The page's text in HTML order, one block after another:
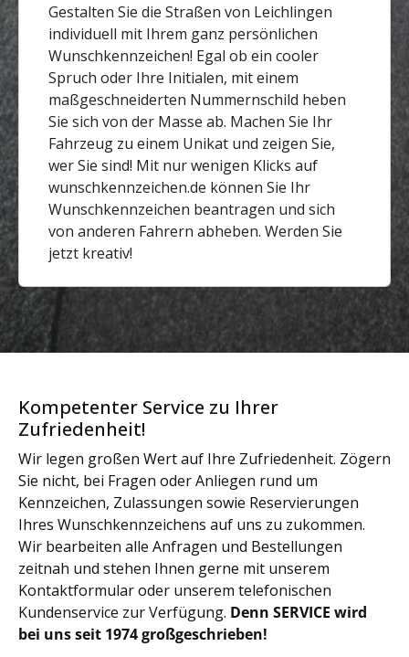
Gestalten Sie die Straßen von Leichlingen
individuell mit Ihrem ganz persönlichen
Wunschkennzeichen! Egal ob ein cooler
Spruch oder Ihre Initialen, mit einem
maßgeschneiderten Nummernschild heben
Sie sich von der Masse ab. Machen Sie Ihr
Fahrzeug zu einem Unikat und zeigen Sie,
wer Sie sind! Mit nur wenigen Klicks auf
wunschkennzeichen.de können Sie Ihr
Wunschkennzeichen beantragen und sich
von anderen Fahrern abheben. Werden Sie
jetzt kreativ!
Kompetenter Service zu Ihrer
Zufriedenheit!
Wir legen großen Wert auf Ihre Zufriedenheit. Zögern
Sie nicht, bei Fragen oder Anliegen rund um
Kennzeichen, Zulassungen sowie Reservierungen
Ihres Wunschkennzeichens auf uns zu zukommen.
Wir bearbeiten alle Anfragen und Bestellungen
zeitnah und stehen Ihnen gerne mit unserem
Kontaktformular oder unserem telefonischen
Kundenservice zur Verfügung. Denn SERVICE wird
bei uns seit 1974 großgeschrieben!